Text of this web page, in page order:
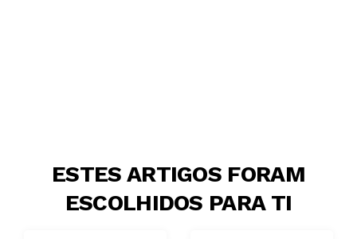
ESTES ARTIGOS FORAM
ESCOLHIDOS PARA TI